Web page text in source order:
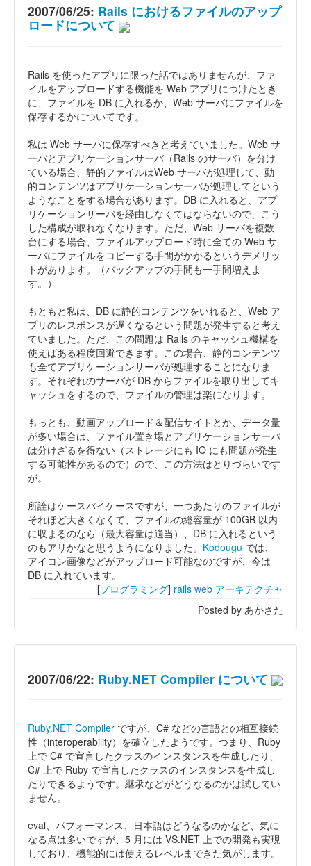
2007/06/25: Rails におけるファイルのアップ
ロードについて
Rails を使ったアプリに限った話ではありませんが、ファ
イルをアップロードする機能を Web アプリにつけたとき
に、ファイルを DB に入れるか、Web サーバにファイルを
保存するかについてです。
私は Web サーバに保存すべきと考えていました。Web サ
ーバとアプリケーションサーバ（Rails のサーバ）を分け
ている場合、静的ファイルはWeb サーバが処理して、動
的コンテンツはアプリケーションサーバが処理してという
ようなことをする場合があります。DB に入れると、アプ
リケーションサーバを経由しなくてはならないので、こう
した構成が取れなくなります。ただ、Web サーバを複数
台にする場合、ファイルアップロード時に全ての Web サ
ーバにファイルをコピーする手間がかかるというデメリッ
トがあります。（バックアップの手間も一手間増えま
す。）
もともと私は、DB に静的コンテンツをいれると、Web ア
プリのレスポンスが遅くなるという問題が発生すると考え
ていました。ただ、この問題は Rails のキャッシュ機構を
使えばある程度回避できます。この場合、静的コンテンツ
も全てアプリケーションサーバが処理することになりま
す。それぞれのサーバが DB からファイルを取り出してキ
ャッシュをするので、ファイルの管理は楽になります。
もっとも、動画アップロード＆配信サイトとか、データ量
が多い場合は、ファイル置き場とアプリケーションサーバ
は分けざるを得ない（ストレージにも IO にも問題が発生
する可能性があるので）ので、この方法はとりづらいです
が。
所詮はケースバイケースですが、一つあたりのファイルが
それほど大きくなくて、ファイルの総容量が 100GB 以内
に収まるのなら（最大容量は適当）、DB に入れるという
のもアリかなと思うようになりました。 Kodougu では、
アイコン画像などがアップロード可能なのですが、今は
DB に入れています。
[プログラミング] rails web アーキテクチャ
Posted by あかさた
2007/06/22: Ruby.NET Compiler について
Ruby.NET Compiler ですが、C# などの言語との相互接続
性（interoperability）を確立したようです。つまり、Ruby
上で C# で宣言したクラスのインスタンスを生成したり、
C# 上で Ruby で宣言したクラスのインスタンスを生成し
たりできるようです。継承などがどうなるのかは試してい
ません。
eval、パフォーマンス、日本語はどうなるのかなど、気に
なる点は多いですが、5 月には VS.NET 上での開発も実現
しており、機能的には使えるレベルまできた気がします。